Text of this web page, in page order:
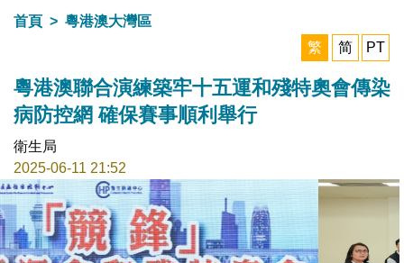
首頁
粵港澳大灣區
繁
简 PT
粵港澳聯合演練築牢十五運和殘特奧會傳染
病防控網 確保賽事順利舉行
衛生局
2025-06-11 21:52